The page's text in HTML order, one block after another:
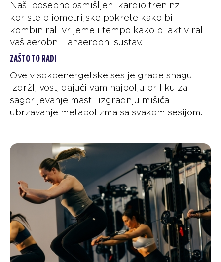
Naši posebno osmišljeni kardio treninzi
koriste pliometrijske pokrete kako bi
kombinirali vrijeme i tempo kako bi aktivirali i
vaš aerobni i anaerobni sustav.
ZAŠTO TO RADI
Ove visokoenergetske sesije grade snagu i
izdržljivost, dajući vam najbolju priliku za
sagorijevanje masti, izgradnju mišića i
ubrzavanje metabolizma sa svakom sesijom.